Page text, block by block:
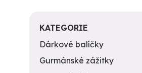
KATEGORIE
Dárkové balíčky
Gurmánské zážitky